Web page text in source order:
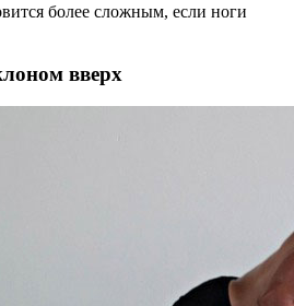
более сложным, если ноги
вверх